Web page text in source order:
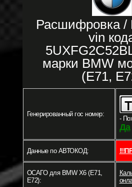
Расшифровка /
vin
марки BMW
(E71,
Генерированный гос номер:
-
Да
Данные по АВТОКОД:
ОСАГО для BMW X6 (E71,
E72):